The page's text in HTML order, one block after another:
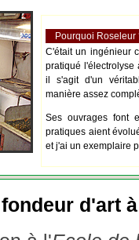
Pourquoi Roseleur
C'était un ingénieur
pratiqué l'électrolyse
il s'agit d'un
manière assez
Ses ouvrages font
pratiques aient
et j'ai un exemplaire
d'art